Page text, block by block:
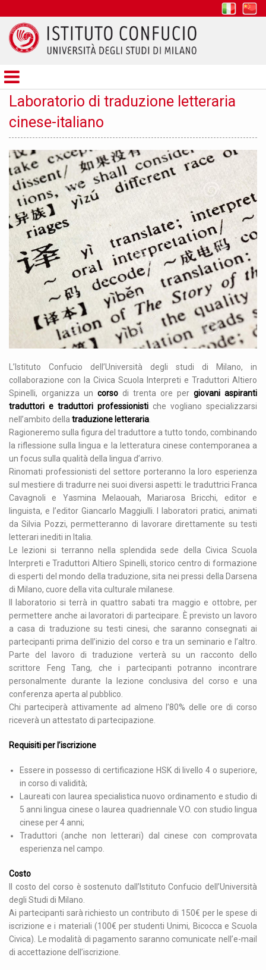
Confucio
Laboratorio di traduzione letteraria
cinese-italiano
L’Istituto Confucio dell’Università degli studi di Milano, in
collaborazione con la Civica Scuola Interpreti e Traduttori Altiero
Spinelli, organizza un corso di trenta ore per giovani aspiranti
traduttori e traduttori professionisti che vogliano specializzarsi
nell’ambito della traduzione letteraria
Ragioneremo sulla figura del traduttore a tutto tondo, combinando
la riflessione sulla lingua e la letteratura cinese contemporanea a
un focus sulla qualità della lingua d’arrivo.
Rinomati professionisti del settore porteranno la loro esperienza
sul mestiere di tradurre nei suoi diversi aspetti: le traduttrici Franca
Cavagnoli e Yasmina Melaouah, Mariarosa Bricchi, editor e
linguista, e l’editor Giancarlo Maggiulli. I laboratori pratici, animati
da Silvia Pozzi, permetteranno di lavorare direttamente su testi
letterari inediti in Italia.
Le lezioni si terranno nella splendida sede della Civica Scuola
Interpreti e Traduttori Altiero Spinelli, storico centro di formazione
di esperti del mondo della traduzione, sita nei pressi della Darsena
di Milano, cuore della vita culturale milanese.
Il laboratorio si terrà in quattro sabati tra maggio e ottobre, per
permettere anche ai lavoratori di partecipare. È previsto un lavoro
a casa di traduzione su testi cinesi, che saranno consegnati ai
partecipanti prima dell’inizio del corso e tra un seminario e l’altro.
Parte del lavoro di traduzione verterà su un racconto dello
scrittore Feng Tang, che i partecipanti potranno incontrare
personalmente durante la lezione conclusiva del corso e una
conferenza aperta al pubblico.
Chi parteciperà attivamente ad almeno l’80% delle ore di corso
riceverà un attestato di partecipazione.
Requisiti per l’iscrizione
Essere in possesso di certificazione HSK di livello 4 o superiore,
in corso di validità;
Laureati con laurea specialistica nuovo ordinamento e studio di
5 anni lingua cinese o laurea quadriennale V.O. con studio lingua
cinese per 4 anni;
Traduttori (anche non letterari) dal cinese con comprovata
esperienza nel campo.
Costo
Il costo del corso è sostenuto dall’Istituto Confucio dell’Università
degli Studi di Milano.
Ai partecipanti sarà richiesto un contributo di 150€ per le spese di
iscrizione e i materiali (100€ per studenti Unimi, Bicocca e Scuola
Civica). Le modalità di pagamento saranno comunicate nell’e-mail
di accettazione dell’iscrizione.